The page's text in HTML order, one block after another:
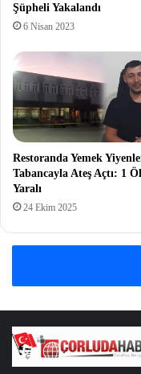
Şüpheli Yakalandı
6 Nisan 2023
Restoranda Yemek
Tabancayla Ateş Açtı: 1
Yaralı
24 Ekim 2025